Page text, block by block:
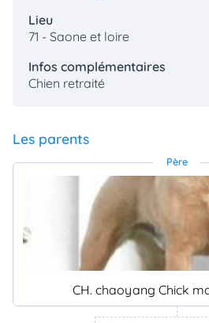
Lieu
71 - Saone et loire
Infos complémentaires
Chien retraité
Les parents
Père
CH. chaoyang Chick